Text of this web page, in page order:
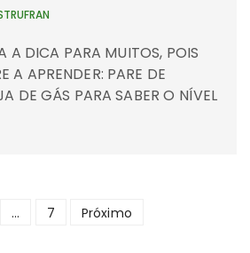
A DICA PARA MUITOS, POIS
A APRENDER: PARE DE
DE GÁS PARA SABER O NÍVEL
… 7 Próximo